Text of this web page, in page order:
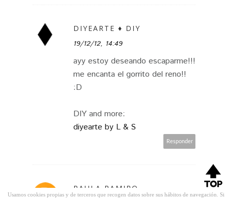
DIYEARTE ♦ DIY
19/12/12, 14:49
ayy estoy deseando escaparme!!!
me encanta el gorrito del reno!!
:D
DIY and more:
diyearte by L & S
Responder
PAULA RAMIRO
Usamos cookies propias y de terceros que recogen datos sobre sus hábitos de navegación. Si